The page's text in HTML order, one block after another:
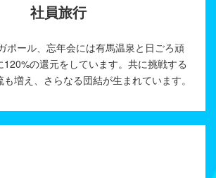
社員旅行
ポール、忘年会には有馬温泉と日ごろ頑
の還元をしています。共に挑戦する
増え、さらなる団結が生まれています。